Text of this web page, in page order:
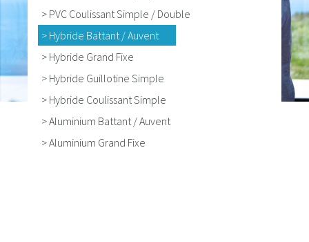
> PVC Coulissant Simple / Double
> Hybride Battant / Auvent
> Hybride Grand Fixe
> Hybride Guillotine Simple
> Hybride Coulissant Simple
> Aluminium Battant / Auvent
> Aluminium Grand Fixe